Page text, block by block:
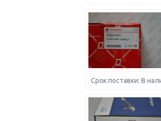
Срок поставки: В